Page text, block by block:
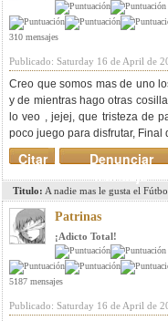
310 mensajes
Publicado: Saturday 16 de April de
Creo que somos mas de uno
y de mientras hago otras
lo veo , jejej, que tristeza de
poco juego para disfrutar, Final
Denunciar
mensaje
Citar
Titulo: A nadie mas le gusta el
Patrinas
¡Adicto Total!
5187 mensajes
Publicado: Saturday 16 de April de